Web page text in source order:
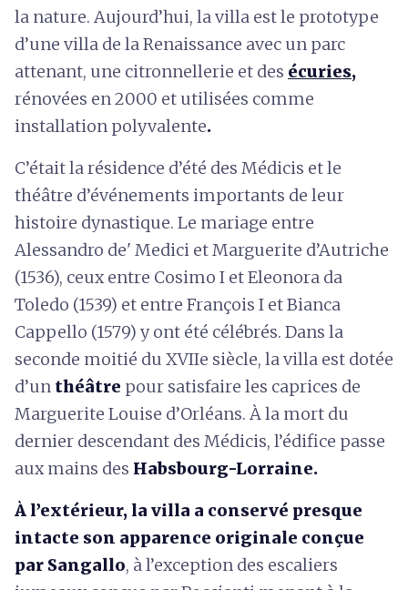
la nature. Aujourd’hui, la villa est le prototype
d’une villa de la Renaissance avec un parc
attenant, une citronnellerie et des écuries,
rénovées en 2000 et utilisées comme
installation polyvalente.
C’était la résidence d’été des Médicis et le
théâtre d’événements importants de leur
histoire dynastique. Le mariage entre
Alessandro de' Medici et Marguerite d’Autriche
(1536), ceux entre Cosimo I et Eleonora da
Toledo (1539) et entre François I et Bianca
Cappello (1579) y ont été célébrés. Dans la
seconde moitié du XVIIe siècle, la villa est dotée
d’un théâtre pour satisfaire les caprices de
Marguerite Louise d’Orléans. À la mort du
dernier descendant des Médicis, l’édifice passe
aux mains des Habsbourg-Lorraine.
À l’extérieur, la villa a conservé presque
intacte son apparence originale conçue
par Sangallo, à l’exception des escaliers